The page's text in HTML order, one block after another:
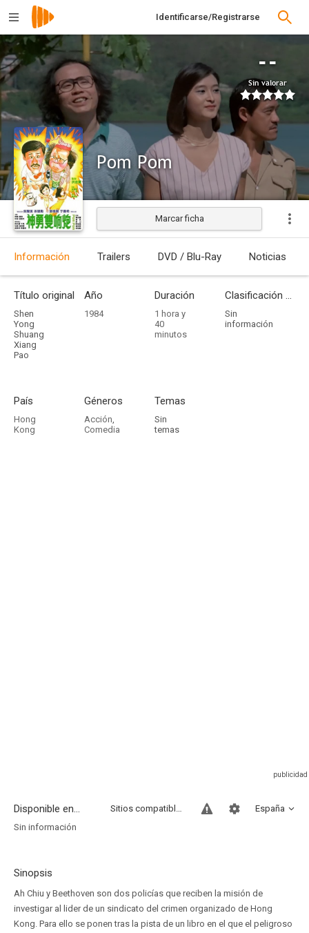
Identificarse/Registrarse
--
Sin valorar
Pom Pom
Estrenada
Marcar ficha
Información Trailers DVD / Blu-Ray Noticias
Título original
Shen
Yong
Shuang
Xiang
Pao
Año
1984
Duración
1 hora y
40
minutos
Clasificación por edades
Sin
información
País
Hong
Kong
Géneros
Acción,
Comedia
Temas
Sin
temas
Disponible en... España
Sitios compatibles
Sin información
Sinopsis
Ah Chiu y Beethoven son dos policías que reciben la misión de
investigar al lider de un sindicato del crimen organizado de Hong
Kong. Para ello se ponen tras la pista de un libro en el que el peligroso